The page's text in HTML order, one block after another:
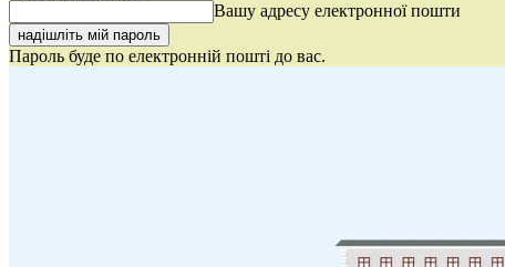
Вашу адресу електронної пошти
Пароль буде по електронній пошті до вас.